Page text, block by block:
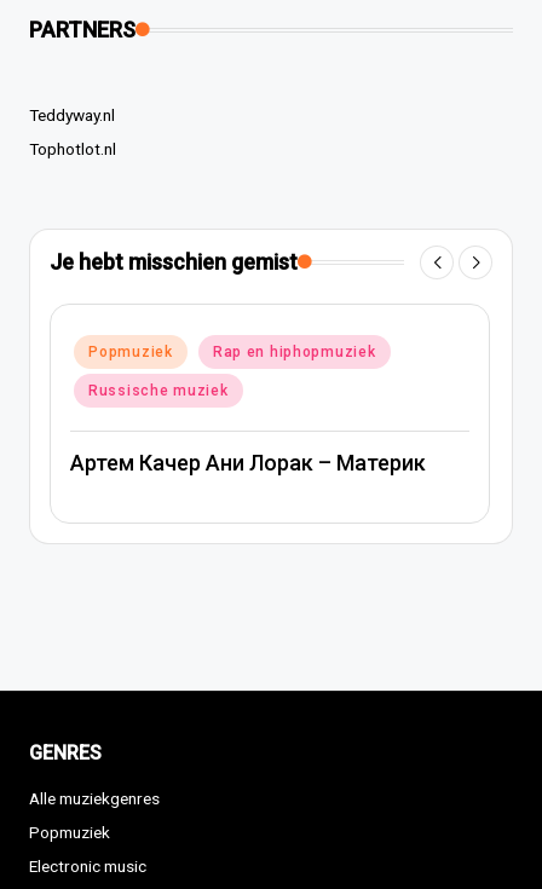
PARTNERS
Teddyway.nl
Tophotlot.nl
Je hebt misschien gemist
Geplaatst
in
Popmuziek Russische muziek
GENRES
Alle muziekgenres
Popmuziek
Electronic music